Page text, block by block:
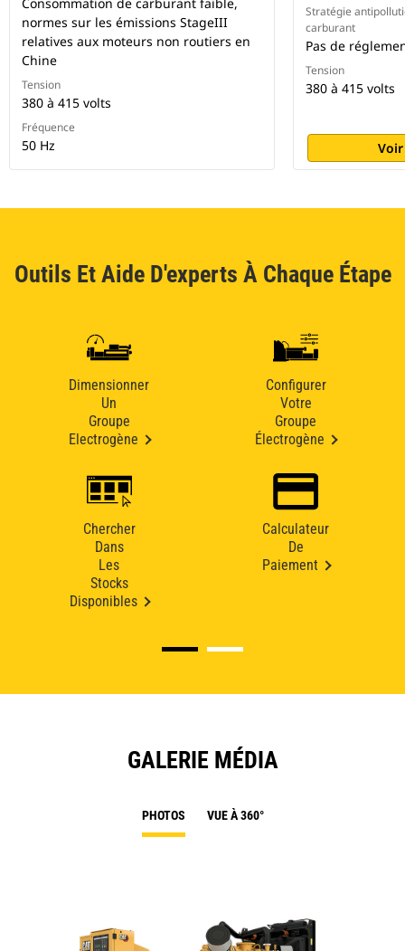
Consommation de carburant faible,
normes sur les émissions StageIII
relatives aux moteurs non routiers en
Chine
Tension
380 à 415 volts
Fréquence
50 Hz
Stratégie
carburant
Pas de
Tension
380 à 415 volts
Outils Et Aide D'experts À Chaque Étape
Dimensionner
Un
Groupe
Electrogène
Configurer
Votre
Groupe
Électrogène
Chercher
Dans
Les
Stocks
Disponibles
Calculateur
De
Paiement
GALERIE MÉDIA
PHOTOS VUE À 360°